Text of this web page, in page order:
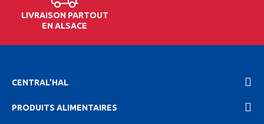
LIVRAISON PARTOUT
EN ALSACE
CENTRAL’HAL
PRODUITS ALIMENTAIRES